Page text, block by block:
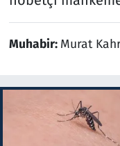
Muhabir: Murat